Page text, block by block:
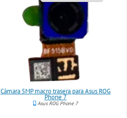
Cámara 5MP macro trasera para Asus ROG
Phone 7
Asus ROG Phone 7